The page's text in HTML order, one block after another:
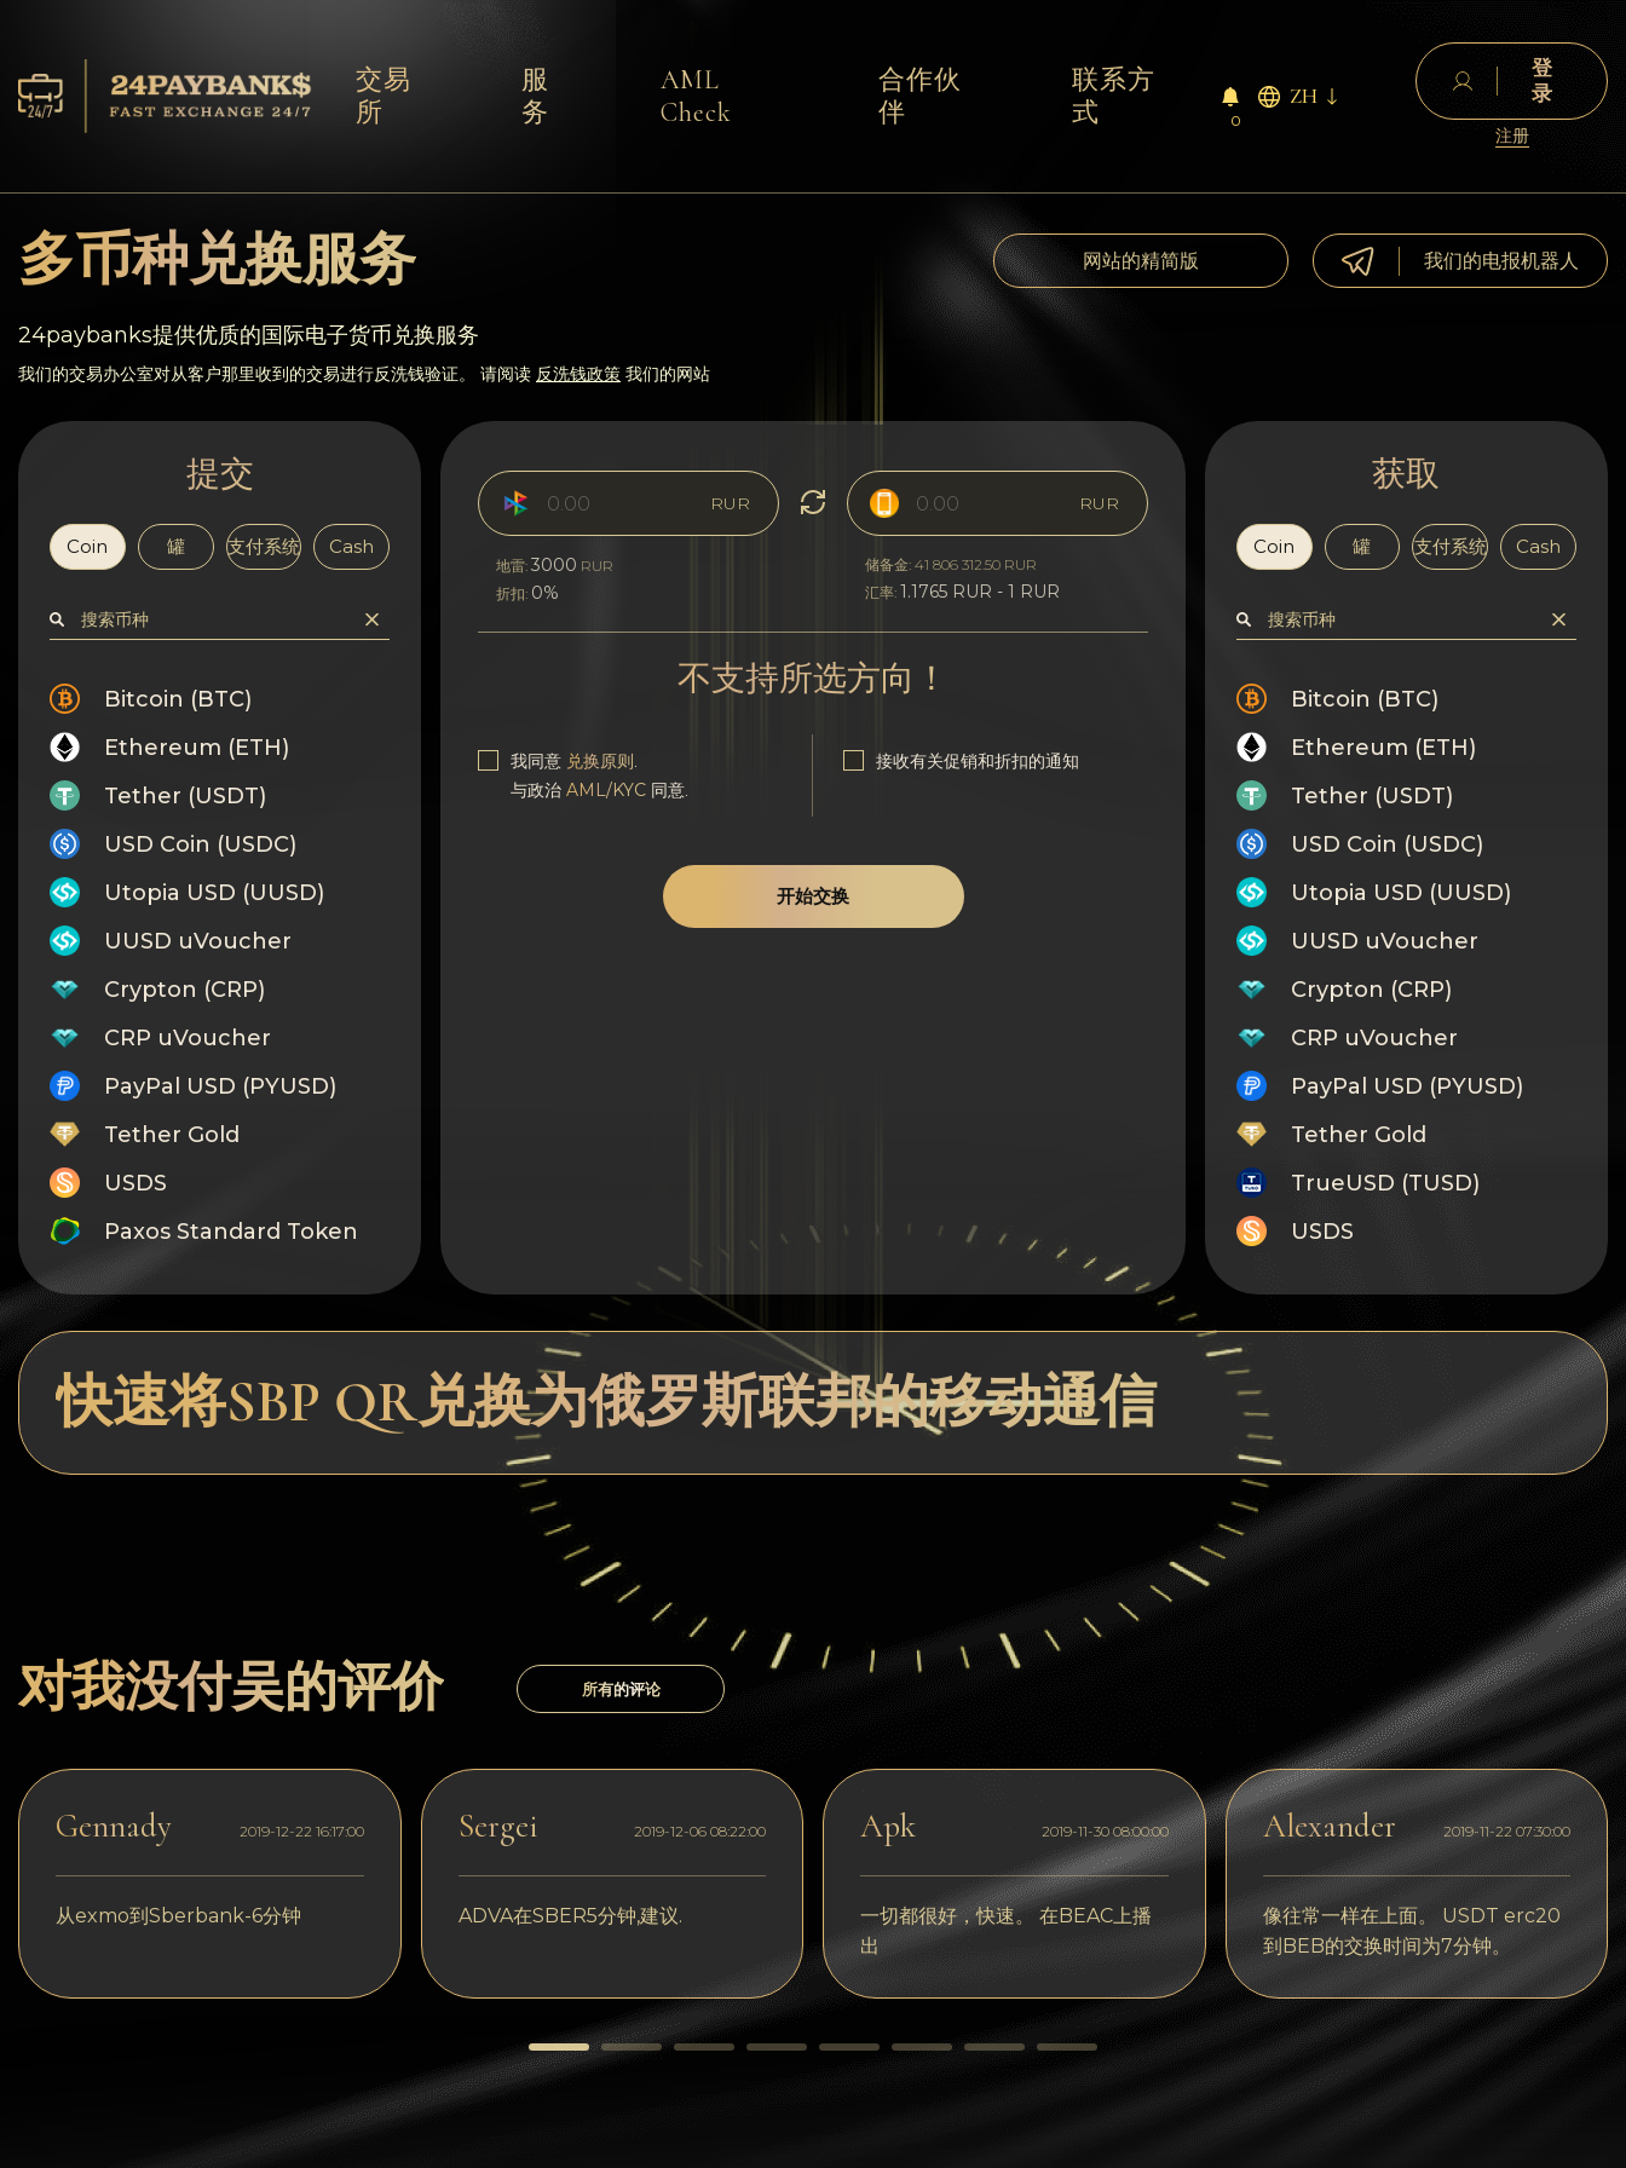
储备
合作伙伴
反馈
规则
AML/CFT
隐私
联系方式
Wiki
FAQ
名誉
网站地图
交易
所
服
务
AML
Check
合作伙
伴
联系方
式
0
ZH
登
录
注册
多币种兑换服务 网站的精简版 我们的电报机器人
24paybanks提供优质的国际电子货币兑换服务
我们的交易办公室对从客户那里收到的交易进行反洗钱验证。 请阅读 反洗钱政策 我们的网站
提交
Coin 罐 支付系统 Cash
Bitcoin (BTC)
Ethereum (ETH)
Tether (USDT)
USD Coin (USDC)
Utopia USD (UUSD)
UUSD uVoucher
Crypton (CRP)
CRP uVoucher
PayPal USD (PYUSD)
Tether Gold
USDS
Paxos Standard Token
Monero
Tron
Litecoin
GRAM
Notcoin (NOT)
Dogecoin
Dash
Solana
Polygon (POL)
Cardano (ADA)
Bitcoin SV (BSV)
Cosmos (ATOM)
RUR
地雷:3000 RUR
折扣: 0%
RUR
储备金: 41 806 312.50 RUR
汇率: 1.1765 RUR - 1 RUR
不支持所选方向！
我同意 兑换原则.
与政治AML/KYC 同意.
接收有关促销和折扣的通知
开始交换
获取
Coin 罐 支付系统 Cash
Bitcoin (BTC)
Ethereum (ETH)
Tether (USDT)
USD Coin (USDC)
Utopia USD (UUSD)
UUSD uVoucher
Crypton (CRP)
CRP uVoucher
PayPal USD (PYUSD)
Tether Gold
TrueUSD (TUSD)
USDS
Tron
Notcoin (NOT)
BNB BEP20
Solana
Polygon (POL)
Ethereum classic (ETC)
Cardano (ADA)
Bitcoin Cash
Bitcoin SV (BSV)
Arbitrum
Optimism (OP)
快速将SBP QR兑换为俄罗斯联邦的移动通信
对我没付吴的评价 所有的评论
Gennady 2019-12-22 16:17:00
从exmo到Sberbank-6分钟
Sergei 2019-12-06 08:22:00
ADVA在SBER5分钟,建议.
Apk 2019-11-30 08:00:00
一切都很好，快速。 在BEAC上播
出
Alexander 2019-11-22 07:30:00
像往常一样在上面。 USDT erc20
到BEB的交换时间为7分钟。